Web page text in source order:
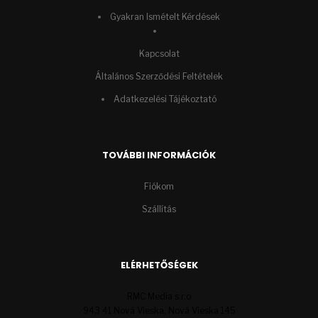
Gyakran Ismételt Kérdések
Kapcsolat
Általános Szerződési Feltételek
Adatkezelési Tájékoztató
TOVÁBBI INFORMÁCIÓK
Fiókom
Szállítás
ELÉRHETŐSÉGEK